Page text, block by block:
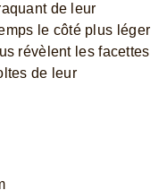
de leur
le côté plus léger
révèlent les facettes
de leur